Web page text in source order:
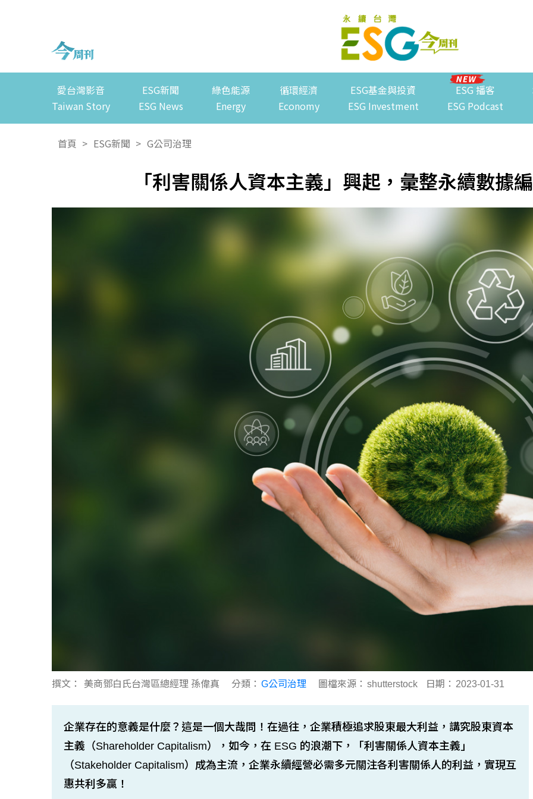
愛台灣影音
Taiwan Story
ESG新聞
ESG News
綠色能源
Energy
循環經濟
Economy
ESG基金與投資
ESG Investment
ESG 播客
ESG Podcast
首頁 > ESG新聞 > G公司治理
「利害關係人資本主義」興起，彙整永續數據
撰文： 美商鄧白氏台灣區總經理 孫偉真 分類： G公司治理 圖檔來源： shutterstock 日期： 2023-01-31
企業存在的意義是什麼？這是一個大哉問！在過往，企業積極追求股東最大利益，講究股東資本
主義（Shareholder Capitalism），如今，在 ESG 的浪潮下，「利害關係人資本主義」
（Stakeholder Capitalism）成為主流，企業永續經營必需多元關注各利害關係人的利益，實現互
惠共利多贏！